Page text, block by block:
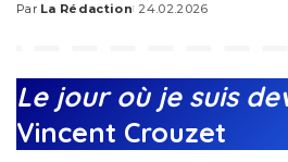
Posted
Par La Rédaction 24.02.2026
Le jour où je suis
Vincent Crouzet